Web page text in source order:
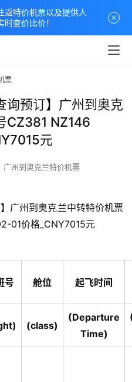
票
询预订】广州到奥克
CZ381 NZ146
元
广州到奥克兰特价机票
广州到奥克兰中转特价机票
01价格_CNY7015元
号 舱位 起飞时间
(class)
(Departure
Time)
返特价机票以及提供人
查价比价！